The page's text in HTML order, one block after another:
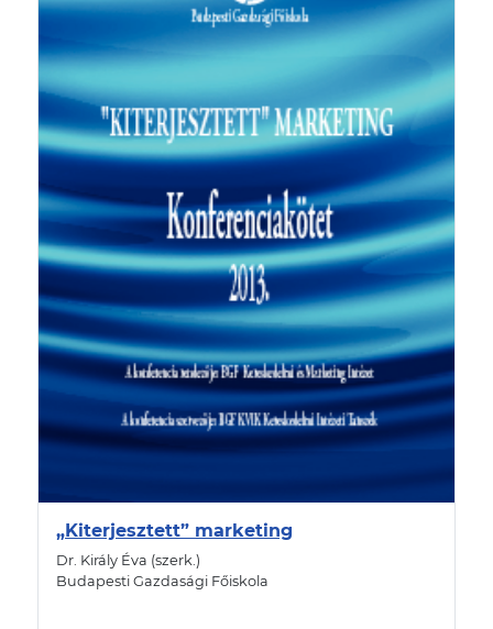
„Kiterjesztett” marketing
Dr. Király Éva (szerk.)
Budapesti Gazdasági Főiskola